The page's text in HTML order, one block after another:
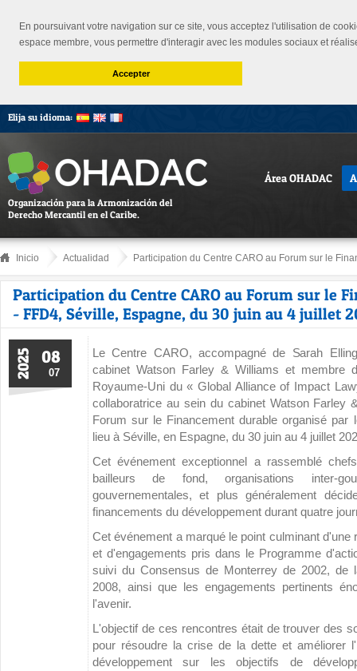
En poursuivant votre navigation sur ce site, vous acceptez l'utilisation de
espace membre, vous permettre d'interagir avec les modules sociaux et
Accepter
Elija su idioma:
Organización para la Armonización del
Derecho Mercantil en el Caribe.
Área OHADAC
Inicio Actualidad Participation du Centre CARO au Forum sur le
Participation du Centre CARO au Forum sur le
- FFD4, Séville, Espagne, du 30 juin au 4 juillet
08
07
2025
Le Centre CARO, accompagné de Sarah
cabinet Watson Farley & Williams et membre
Royaume-Uni du « Global Alliance of Impact
collaboratrice au sein du cabinet Watson Farley
Forum sur le Financement durable organisé
lieu à Séville, en Espagne, du 30 juin au 4 juillet
Cet événement exceptionnel a rassemblé
bailleurs de fond, organisations inter-
gouvernementales, et plus généralement
financements du développement durant quatre
Cet événement a marqué le point culminant d'une
et d'engagements pris dans le Programme
suivi du Consensus de Monterrey de 2002, de
2008, ainsi que les engagements pertinents
l'avenir.
L'objectif de ces rencontres était de trouver des
pour résoudre la crise de la dette et améliorer
développement sur les objectifs de